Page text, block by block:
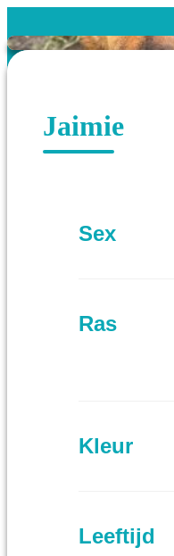
Jaimie
Sex
Ras
Kleur
Leeftijd